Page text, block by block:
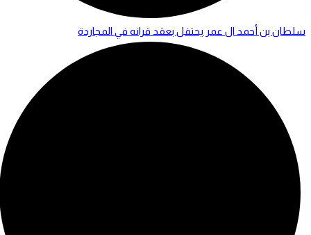
سلطان بن أحمد ال عمر يحتفل بعقد قرانه في المجاردة